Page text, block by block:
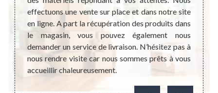
de
effectuons une vente sur place et dans notre site
en ligne. A part la récupération des produits dans
le magasin, vous pouvez également nous
demander un service de livraison. N’hésitez pas à
nous rendre visite car nous sommes prêts à vous
accueillir chaleureusement.
de
de